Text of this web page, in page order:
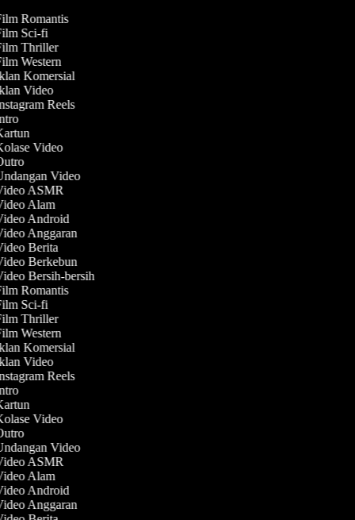
Romantis
Sci-fi
Thriller
Western
Komersial
Video
Reels
Video
Video
ASMR
Alam
Android
Anggaran
Berita
Berkebun
Bersih-bersih
Romantis
Sci-fi
Thriller
Western
Komersial
Video
Reels
Video
Video
ASMR
Alam
Android
Anggaran